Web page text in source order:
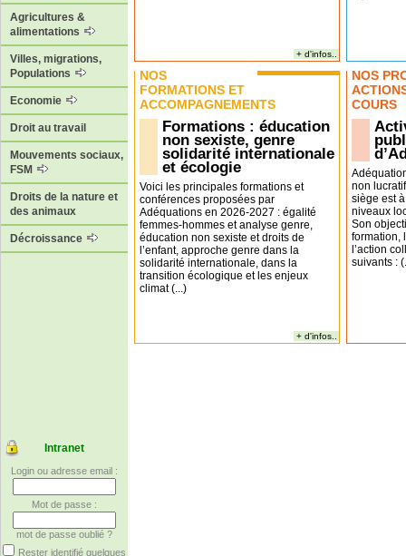
Agricultures &
alimentations
Villes, migrations,
Populations
Economie
Droit au travail
Mouvements sociaux,
FSM
Droits de la nature et
des animaux
Décroissance
Intranet
Login ou adresse email :
Mot de passe :
mot de passe oublié ?
Rester identifié quelques
+ d'infos..
NOS
FORMATIONS ET
ACCOMPAGNEMENTS
Formations : éducation
non sexiste, genre
solidarité internationale
et écologie
Voici les principales formations et
conférences proposées par
Adéquations en 2026-2027 : égalité
femmes-hommes et analyse genre,
éducation non sexiste et droits de
l’enfant, approche genre dans la
solidarité internationale, dans la
transition écologique et les enjeux
climat (...)
+ d'infos..
NOS
COURS
non
siège est
niveaux
Son
formation,
l’action
suivants :